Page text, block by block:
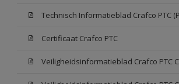
Technisch Informatieblad Crafco PTC
Certificaat Crafco PTC